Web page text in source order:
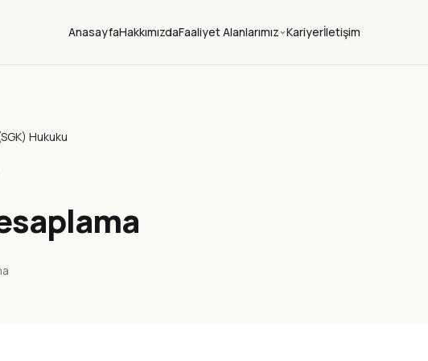
AnasayfaHakkımızdaFaaliyet Alanlarımız Kariyerİletişim
Hukuku